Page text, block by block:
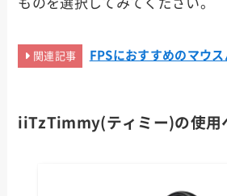
ものを選択してみてください。
関連記事 FPSにおすすめのマウス
iiTzTimmy(ティミー)の使用